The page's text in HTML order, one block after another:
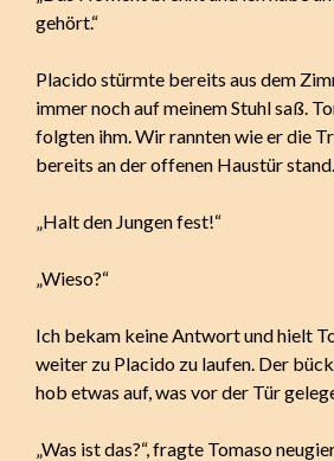
gehört.“
Placido stürmte bereits aus dem
immer noch auf meinem Stuhl saß.
folgten ihm. Wir rannten wie er die
bereits an der offenen Haustür stand.
„Halt den Jungen fest!“
„Wieso?“
Ich bekam keine Antwort und hielt
weiter zu Placido zu laufen. Der
hob etwas auf, was vor der Tür
„Was ist das?“, fragte Tomaso